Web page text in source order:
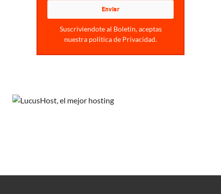
Suscriviendote al Boletin, aceptas
nuestra politica de Privacidad.